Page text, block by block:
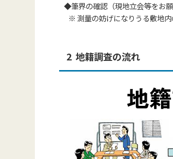
◆筆界の確認（現地立会等をお願
※ 測量の妨げになりうる敷地内
2 地籍調査の流れ